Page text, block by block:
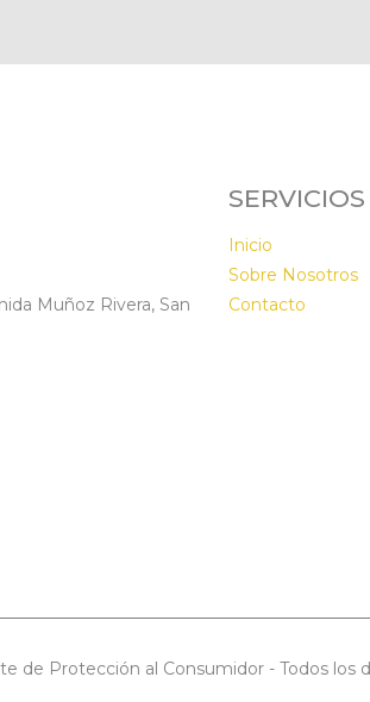
Muñoz Rivera, San
SERVICIOS
Inicio
Sobre Nosotros
Contacto
de Protección al Consumidor - Todos los